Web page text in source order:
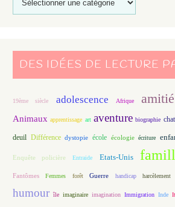
DES IDÉES DE LECTURE
19ème siècle adolescence Afrique amitié
Animaux apprentissage art aventure biographie chat
deuil Différence dystopie école écologie écriture
Enquête policière Entraide Etats-Unis
Fantômes Femmes forêt Guerre handicap harcèlement
humour île imaginaire imagination Immigration Inde